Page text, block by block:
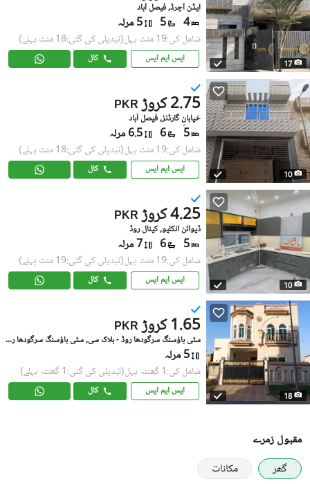
17
ایڈن آچرڈ, فیصل آباد
4
5 5 مرلہ
شامل کی:19 منٹ پہل (تبدیلی کی گئی:18 منٹ پہلے)
ایس ایم ایس کال
10
PKR 2.75 کروڑ
خیابانِ گارڈنز, فیصل آباد
5
6 6.5 مرلہ
شامل کی:19 منٹ پہل (تبدیلی کی گئی:18 منٹ پہلے)
ایس ایم ایس کال
10
PKR 4.25 کروڑ
ڈیوائن انکلیو, کینال روڈ
5
6 7 مرلہ
شامل کی:19 منٹ پہل (تبدیلی کی گئی:19 منٹ پہلے)
ایس ایم ایس کال
18
PKR 1.65 کروڑ
سٹی ہاؤسنگ سرگودھا روڈ - بلاک سی, سٹی ہاؤسنگ سرگودھا روڈ
5 مرلہ
شامل کی:1 گھنٹہ پہل (تبدیلی کی گئی:1 گھنٹہ پہلے)
ایس ایم ایس کال
مقبول زمرے
گھر
مکانات